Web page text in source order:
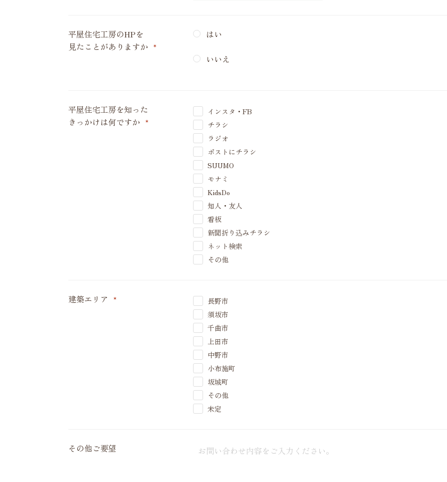
平屋住宅工房のHPを
見たことがありますか *
はい
いいえ
平屋住宅工房を知った
きっかけは何ですか *
インスタ・FB
チラシ
ラジオ
ポストにチラシ
SUUMO
モナミ
KidsDo
知人・友人
看板
新聞折り込みチラシ
ネット検索
その他
建築エリア *
長野市
須坂市
千曲市
上田市
中野市
小布施町
坂城町
その他
未定
その他ご要望